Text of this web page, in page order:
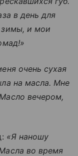
в день для
зимы, и мои
очень сухая
на масла. Мне
вечером,
«Я наношу
во время